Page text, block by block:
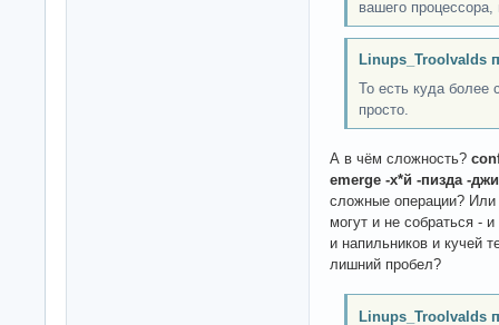
вашего
Linups_Troolvalds
То есть куда более
просто.
А в чём сложность?
emerge -х*й -пизда -
сложные операции? Или
могут и не собраться -
и напильников и кучей
лишний пробел?
Linups_Troolvalds